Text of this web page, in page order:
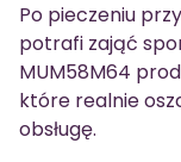
Po pieczeniu
potrafi zająć
MUM58M64
które realnie
obsługę.